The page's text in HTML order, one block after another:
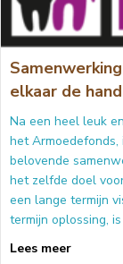
elkaar de hand
Na een heel leuk
het
belovende
het zelfde doel
een lange termijn
termijn oplossing,
Lees meerabout